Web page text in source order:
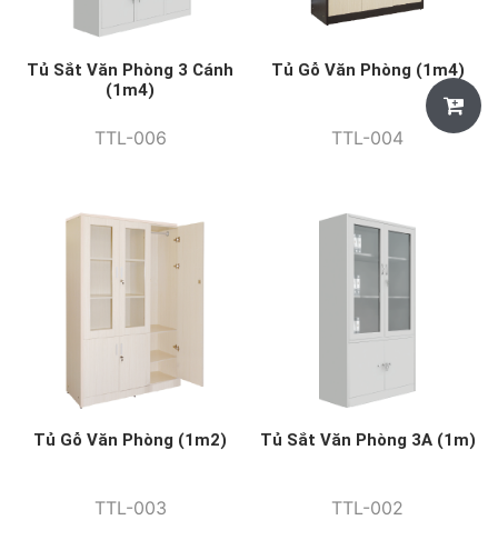
Tủ Sắt Văn Phòng 3 Cánh
(1m4)
TTL-006
Tủ Gỗ Văn Phòng (1m4)
TTL-004
Tủ Gỗ Văn Phòng (1m2)
TTL-003
Tủ Sắt Văn Phòng 3A (1m)
TTL-002